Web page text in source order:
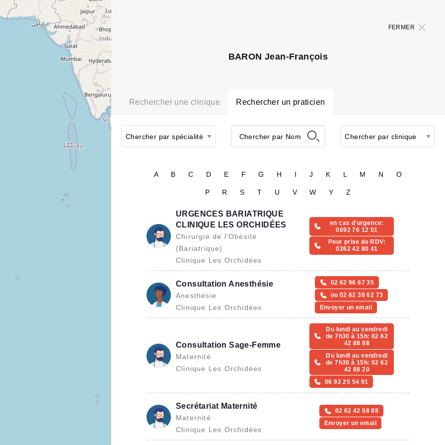
FERMER
BARON Jean-François
Rechercher une clinique Rechercher un praticien
A B C D E F G H I J K L M N O
P R S T U V W Y Z
URGENCES BARIATRIQUE
CLINIQUE LES ORCHIDÉES
Chirurgie de l'Obésité
(Bariatrique)
Clinique Les Orchidées
en cas d'urgence:
0692 76 12 51
Pour prise de RDV:
0262 42 80 41
Consultation Anesthésie
Anesthésie
Clinique Les Orchidées
02 62 96 67 35
ou 02 62 38 62 73
Envoyer un email
Consultation Sage-Femme
Maternité
Clinique Les Orchidées
Du lundi au vendredi
de 7h30 à 15h: 02 62
42 88 88
Du lundi au vendredi
de 7h30 à 15h: 02 62
42 88 20
06 92 25 54 91
Secrétariat Maternité
Maternité
Clinique Les Orchidées
02 62 42 88 88
Envoyer un email